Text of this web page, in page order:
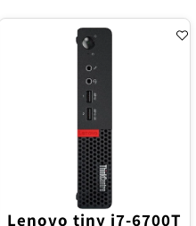
Lenovo tiny i7-6700T